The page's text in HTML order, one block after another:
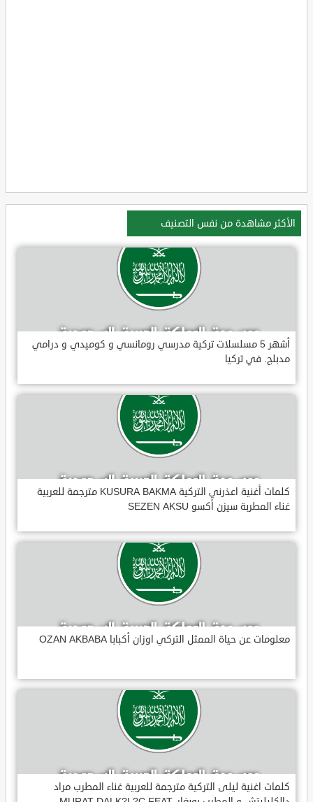
الأكثر مشاهدة من نفس التصنيف
أشهر 5 مسلسلات تركية مدرسي رومانسي و كوميدي و درامي
مدبلج. في تركيا
كلمات أغنية اعذرني التركية KUSURA BAKMA مترجمة للعربية
غناء المطربة سيزن أكسو SEZEN AKSU
معلومات عن حياة الممثل التركي اوزان أكبابا OZAN AKBABA
كلمات اغنية ليلى التركية مترجمة للعربية غناء المطرب مراد